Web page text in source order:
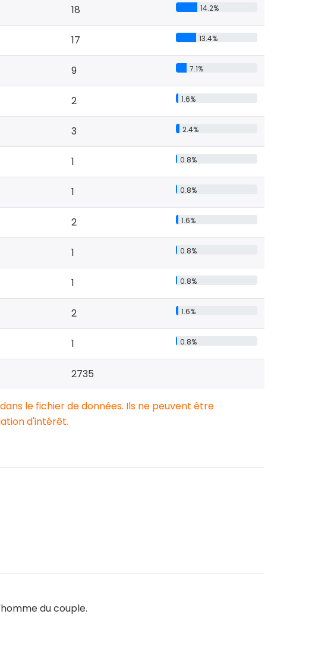
18 14.2%
17 13.4%
9 7.1%
2 1.6%
3 2.4%
1 0.8%
1 0.8%
2 1.6%
1 0.8%
1 0.8%
2 1.6%
1 0.8%
2735
le fichier de données. Ils ne peuvent être
d'intérêt.
du couple.